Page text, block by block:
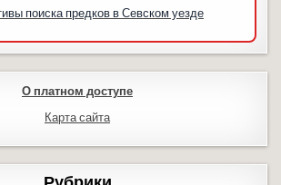
поиска предков в Севском уезде
О платном доступе
Карта сайта